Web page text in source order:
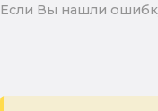
Если Вы нашли